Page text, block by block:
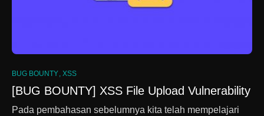
BUG BOUNTY XSS
[BUG BOUNTY] XSS File Upload Vulnerability
Pada pembahasan sebelumnya kita telah mempelajari